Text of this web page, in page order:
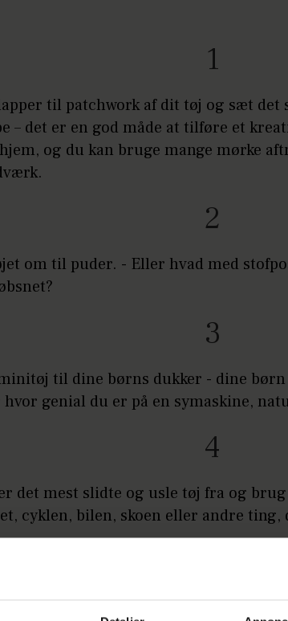
1
til patchwork af dit tøj og sæt det
– det er en god måde at tilføre et
og du kan bruge mange mørke
2
om til puder. - Eller hvad med
3
til dine børns dukker - dine børn
hvor genial du er på en symaskine,
4
det mest slidte og usle tøj fra og
cyklen, bilen, skoen eller andre ting,